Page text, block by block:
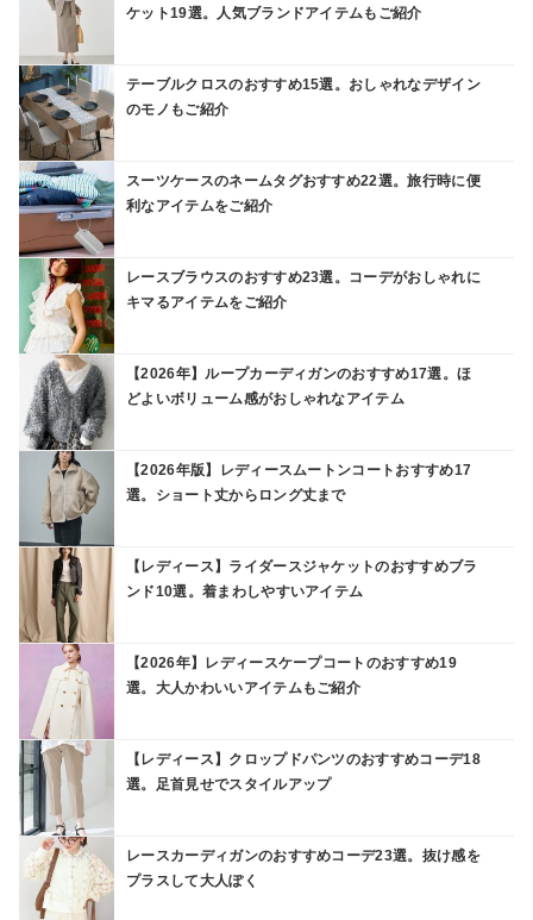
ケット19選。人気ブランドアイテムもご紹介
テーブルクロスのおすすめ15選。おしゃれなデザイン
のモノもご紹介
スーツケースのネームタグおすすめ22選。旅行時に便
利なアイテムをご紹介
レースブラウスのおすすめ23選。コーデがおしゃれに
キマるアイテムをご紹介
【2026年】ループカーディガンのおすすめ17選。ほ
どよいボリューム感がおしゃれなアイテム
【2026年版】レディースムートンコートおすすめ17
選。ショート丈からロング丈まで
【レディース】ライダースジャケットのおすすめブラ
ンド10選。着まわしやすいアイテム
【2026年】レディースケープコートのおすすめ19
選。大人かわいいアイテムもご紹介
【レディース】クロップドパンツのおすすめコーデ18
選。足首見せでスタイルアップ
レースカーディガンのおすすめコーデ23選。抜け感を
プラスして大人ぽく